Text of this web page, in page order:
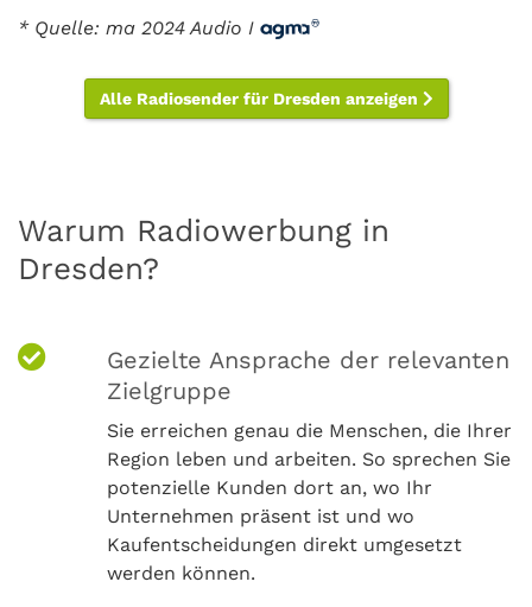
* Quelle: ma 2024 Audio I
Alle Radiosender für Dresden anzeigen
Warum Radiowerbung in
Dresden?
Gezielte Ansprache der relevanten
Zielgruppe
Sie erreichen genau die Menschen, die Ihrer
Region leben und arbeiten. So sprechen Sie
potenzielle Kunden dort an, wo Ihr
Unternehmen präsent ist und wo
Kaufentscheidungen direkt umgesetzt
werden können.